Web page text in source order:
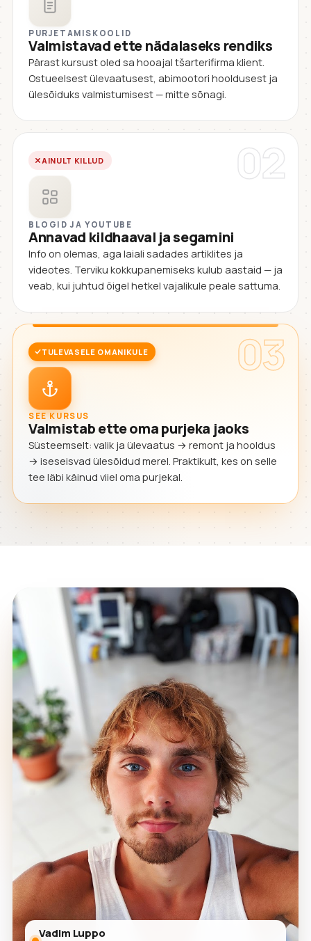
PURJETAMISKOOLID
Valmistavad ette nädalaseks rendiks
Pärast kursust oled sa hooajal tšarterifirma klient.
Ostueelsest ülevaatusest, abimootori hooldusest ja
ülesõiduks valmistumisest — mitte sõnagi.
02
AINULT KILLUD
BLOGID JA YOUTUBE
Annavad kildhaaval ja segamini
Info on olemas, aga laiali sadades artiklites ja
videotes. Terviku kokkupanemiseks kulub aastaid — ja
veab, kui juhtud õigel hetkel vajalikule peale sattuma.
03
TULEVASELE OMANIKULE
SEE KURSUS
Valmistab ette oma purjeka jaoks
Süsteemselt: valik ja ülevaatus → remont ja hooldus
→ iseseisvad ülesõidud merel. Praktikult, kes on selle
tee läbi käinud viiel oma purjekal.
Vadim Luppo